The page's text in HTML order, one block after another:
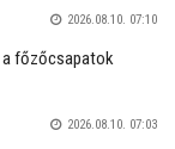
2026.08.10. 07:10
főzőcsapatok
2026.08.10. 07:03